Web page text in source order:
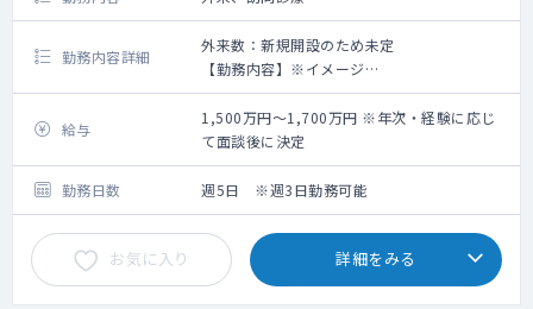
勤務内容詳細
外来数：新規開設のため未定
【勤務内容】※イメージ
午前：9:00～12:00 外来
午後：13:00～18:00 外来もしくは訪問診療
※外来、訪問診療のコマについては応相談で
す。
各曜日の内訳についてはご希望を踏まえて
調整となります。
【外来について】
初診、再診で枠は分けてはいませんが先生方
給与
1,500万円～1,700万円 ※年次・経験に応じ
て面談後に決定
勤務日数 週5日 ※週3日勤務可能
お気に入り 詳細をみる